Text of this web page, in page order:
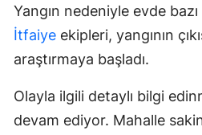
Yangın nedeniyle evde
İtfaiye ekipleri, yangının
araştırmaya başladı.
Olayla ilgili detaylı bilgi
devam ediyor. Mahalle